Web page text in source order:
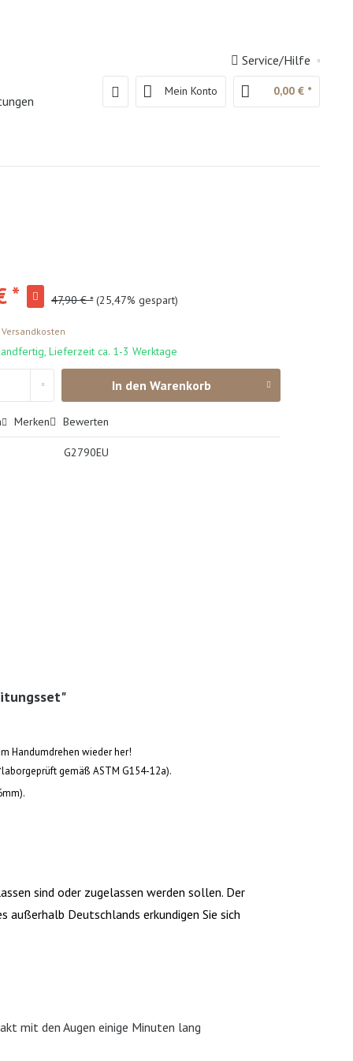
Service/Hilfe
Mein Konto 0,00 € *
*
47,90 € * (25,47% gespart)
Versandkosten
Lieferzeit ca. 1-3 Werktage
In den Warenkorb
Merken Bewerten
G2790EU
Handumdrehen wieder her!
gemäß ASTM G154-12a).
sind oder zugelassen werden sollen. Der
außerhalb Deutschlands erkundigen Sie sich
mit den Augen einige Minuten lang